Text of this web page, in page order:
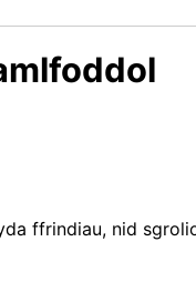
ffrindiau, nid